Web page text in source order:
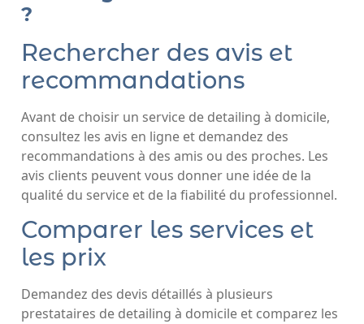
?
Rechercher des avis et
recommandations
Avant de choisir un service de detailing à domicile,
consultez les avis en ligne et demandez des
recommandations à des amis ou des proches. Les
avis clients peuvent vous donner une idée de la
qualité du service et de la fiabilité du professionnel.
Comparer les services et
les prix
Demandez des devis détaillés à plusieurs
prestataires de detailing à domicile et comparez les